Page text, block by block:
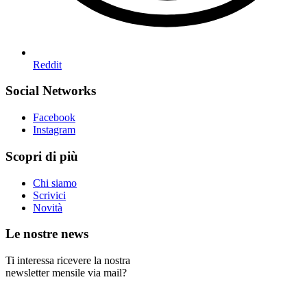
Reddit
Social Networks
Facebook
Instagram
Scopri di più
Chi siamo
Scrivici
Novità
Le nostre news
Ti interessa ricevere la nostra
newsletter mensile via mail?